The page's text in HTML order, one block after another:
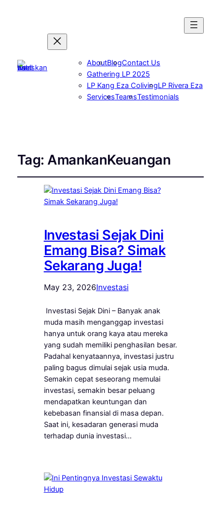
AboutBlogContact Us
Gathering LP 2025
LP Kang Eza ColivingLP Rivera Eza
ServicesTeamsTestimonials
Tag:AmankanKeuangan
Investasi Sejak Dini
Emang Bisa? Simak
Sekarang Juga!
May 23, 2026Investasi
Investasi Sejak Dini – Banyak anak
muda masih menganggap investasi
hanya untuk orang kaya atau mereka
yang sudah memiliki penghasilan besar.
Padahal kenyataannya, investasi justru
paling bagus dimulai sejak usia muda.
Semakin cepat seseorang memulai
investasi, semakin besar peluang
mendapatkan keuntungan dan
kebebasan finansial di masa depan.
Saat ini, kesadaran generasi muda
terhadap dunia investasi…